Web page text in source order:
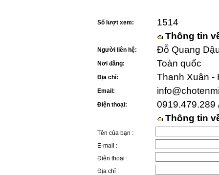
Số lượt xem:
1514
Thông tin
Người liên hệ: Đỗ Quang
Nơi đăng: Toàn quốc
Địa chỉ: Thanh Xuân -
Email:
Điện thoại:
0919.479.289
Thông tin
Tên của bạn :
E-mail :
Điện thoại :
Địa chỉ :